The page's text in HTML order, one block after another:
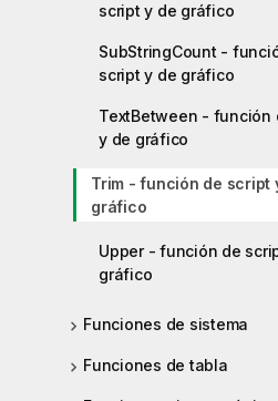
script y de gráfico
SubStringCount -
script y de gráfico
TextBetween - función
y de gráfico
Trim - función de script
gráfico
Upper - función de
gráfico
Funciones de sistema
Funciones de tabla